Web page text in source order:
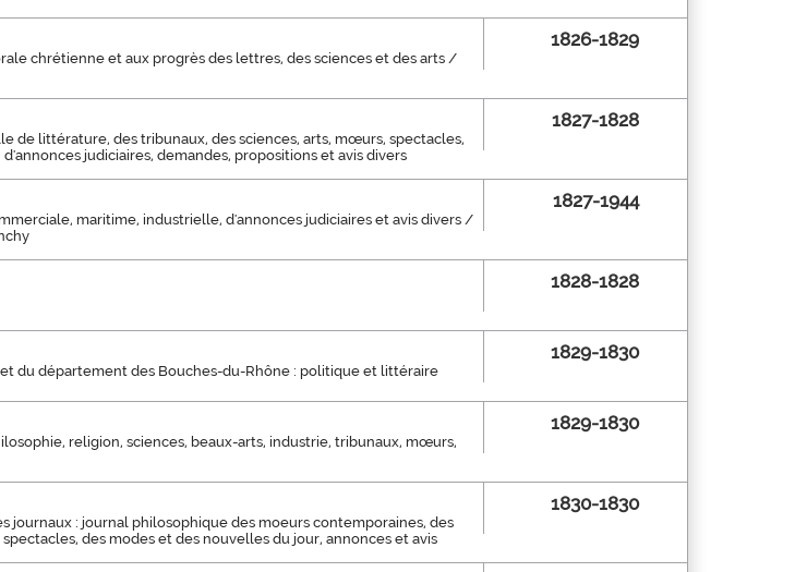
chrétienne et aux progrès des lettres, des sciences et des arts /
1826-1829
de littérature, des tribunaux, des sciences, arts, mœurs, spectacles,
judiciaires, demandes, propositions et avis divers
1827-1828
maritime, industrielle, d'annonces judiciaires et avis divers /
1827-1944
1828-1828
du département des Bouches-du-Rhône : politique et littéraire
1829-1830
religion, sciences, beaux-arts, industrie, tribunaux, mœurs,
1829-1830
journaux : journal philosophique des moeurs contemporaines, des
des modes et des nouvelles du jour, annonces et avis
1830-1830